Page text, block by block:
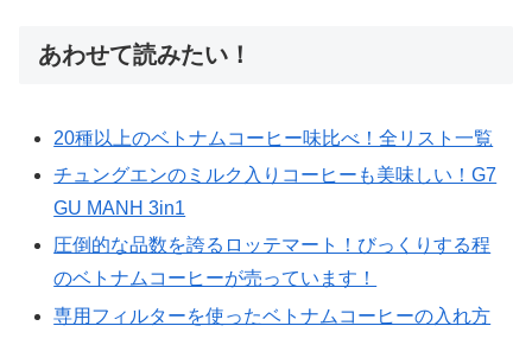
あわせて読みたい！
20種以上のベトナムコーヒー味比べ！全リスト一覧
チュングエンのミルク入りコーヒーも美味しい！G7
GU MANH 3in1
圧倒的な品数を誇るロッテマート！びっくりする程
のベトナムコーヒーが売っています！
専用フィルターを使ったベトナムコーヒーの入れ方